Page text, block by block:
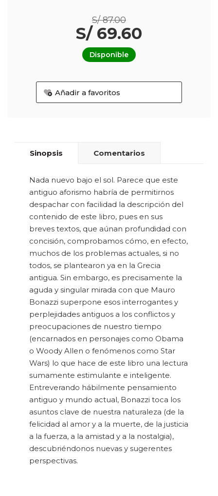
S/ 87.00
S/ 69.60
Disponible
Añadir a favoritos
Sinopsis Comentarios
Nada nuevo bajo el sol. Parece que este
antiguo aforismo habría de permitirnos
despachar con facilidad la descripción del
contenido de este libro, pues en sus
breves textos, que aúnan profundidad con
concisión, comprobamos cómo, en efecto,
muchos de los problemas actuales, si no
todos, se plantearon ya en la Grecia
antigua. Sin embargo, es precisamente la
aguda y singular mirada con que Mauro
Bonazzi superpone esos interrogantes y
perplejidades antiguos a los conflictos y
preocupaciones de nuestro tiempo
(encarnados en personajes como Obama
o Woody Allen o fenómenos como Star
Wars) lo que hace de este libro una lectura
sumamente estimulante e inteligente.
Entreverando hábilmente pensamiento
antiguo y mundo actual, Bonazzi toca los
asuntos clave de nuestra naturaleza (de la
felicidad al amor y a la muerte, de la justicia
a la fuerza, a la amistad y a la nostalgia),
descubriéndonos nuevas y sugerentes
perspectivas.